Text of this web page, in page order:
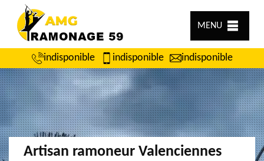
MENU
indisponible indisponible indisponible
Artisan ramoneur Valenciennes